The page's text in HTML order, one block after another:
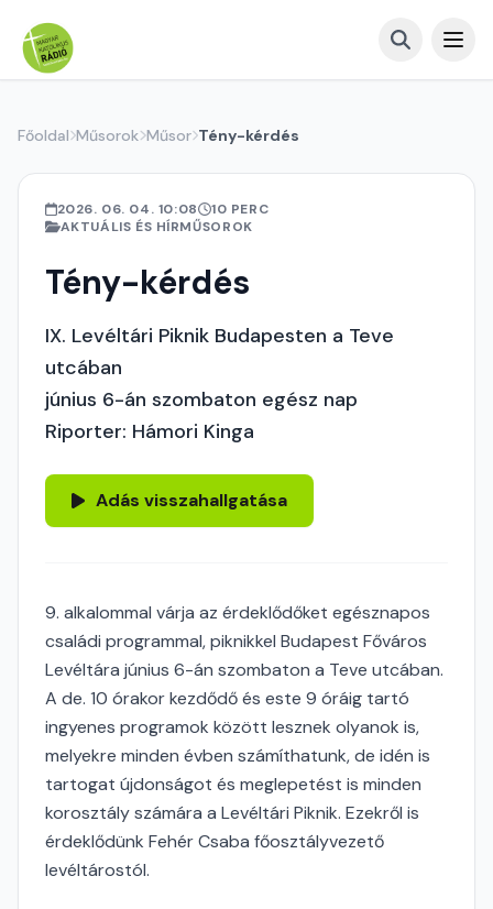
Főoldal Műsorok Műsor Tény-kérdés
2026. 06. 04. 10:08
10 PERC
AKTUÁLIS ÉS HÍRMŰSOROK
Tény-kérdés
IX. Levéltári Piknik Budapesten a Teve
utcában
június 6-án szombaton egész nap
Riporter: Hámori Kinga
Adás visszahallgatása
9. alkalommal várja az érdeklődőket egésznapos
családi programmal, piknikkel Budapest Főváros
Levéltára június 6-án szombaton a Teve utcában.
A de. 10 órakor kezdődő és este 9 óráig tartó
ingyenes programok között lesznek olyanok is,
melyekre minden évben számíthatunk, de idén is
tartogat újdonságot és meglepetést is minden
korosztály számára a Levéltári Piknik. Ezekről is
érdeklődünk Fehér Csaba főosztályvezető
levéltárostól.